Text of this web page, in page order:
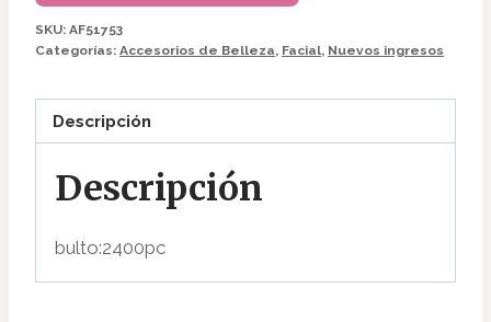
AF51753
cantidad
SKU: AF51753
Categorías: Accesorios de Belleza, Facial, Nuevos ingresos
Descripción
Descripción
bulto:2400pc